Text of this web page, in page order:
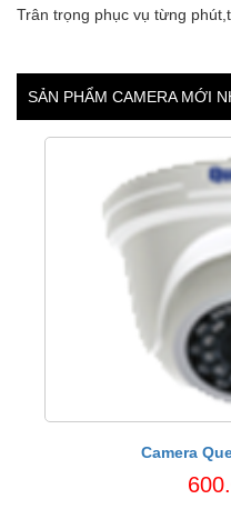
Trân trọng phục vụ từng
SẢN PHẨM CAMERA MỚI
Camera